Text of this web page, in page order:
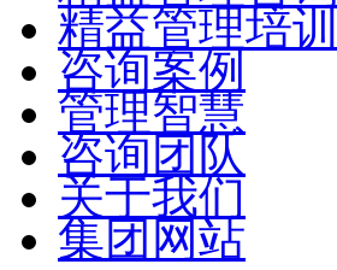
精益管理培训
咨询案例
管理智慧
咨询团队
关于我们
集团网站